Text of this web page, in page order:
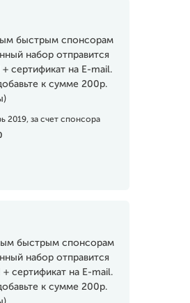
быстрым спонсорам
набор отправится
+ сертификат на E-mail.
к сумме 200р.
2019, за счет спонсора
быстрым спонсорам
набор отправится
+ сертификат на E-mail.
к сумме 200р.